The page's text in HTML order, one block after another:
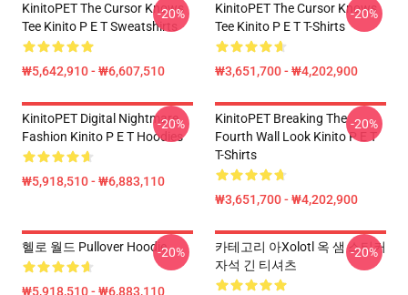
KinitoPET The Cursor Knows
Tee Kinito P E T Sweatshirts
₩5,642,910 - ₩6,607,510
-20%
KinitoPET The Cursor Knows
Tee Kinito P E T T-Shirts
₩3,651,700 - ₩4,202,900
-20%
KinitoPET Digital Nightmare
Fashion Kinito P E T Hoodies
₩5,918,510 - ₩6,883,110
-20%
KinitoPET Breaking The
Fourth Wall Look Kinito P E T
T-Shirts
₩3,651,700 - ₩4,202,900
-20%
헬로 월드 Pullover Hoodie
₩5,918,510 - ₩6,883,110
-20%
카테고리 아xolotl 옥 샘 스티커
자석 긴 티셔츠
-20%